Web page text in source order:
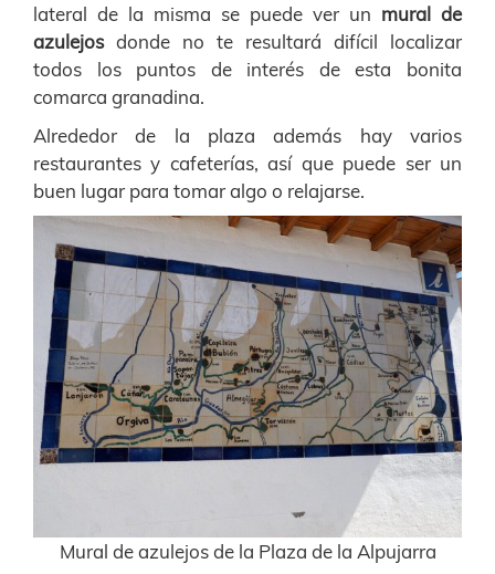
lateral de la misma se puede ver un mural de
azulejosdonde no te resultará difícil localizar
todos los puntos de interés de esta bonita
comarca granadina.
Alrededor de la plaza además hay varios
restaurantes y cafeterías, así que puede ser un
buen lugar para tomar algo o relajarse.
Mural de azulejos de la Plaza de la Alpujarra